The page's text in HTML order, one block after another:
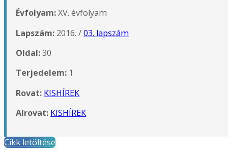
Évfolyam:XV. évfolyam
Lapszám: 2016. /03. lapszám
Oldal:30
Terjedelem: 1
Rovat: KISHÍREK
Alrovat: KISHÍREK
Cikk letöltése